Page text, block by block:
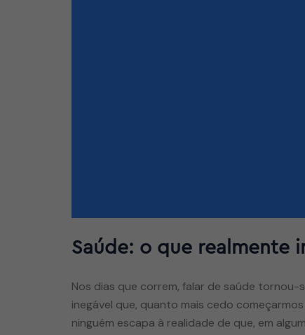
Saúde: o que realmente
Nos dias que correm, falar de saúde tornou-
inegável que, quanto mais cedo
ninguém escapa à realidade de que, em